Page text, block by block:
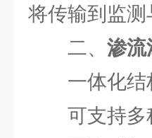
将传输到监
二、 渗流
一体化结构
可支持多